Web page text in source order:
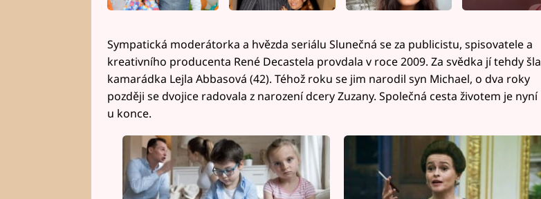
Sympatická moderátorka a hvězda seriálu Slunečná se za publicistu, spisovatele a
kreativního producenta René Decastela provdala v roce 2009. Za svědka jí tehdy šla
kamarádka Lejla Abbasová (42). Téhož roku se jim narodil syn Michael, o dva roky
později se dvojice radovala z narození dcery Zuzany. Společná cesta životem je nyní
u konce.